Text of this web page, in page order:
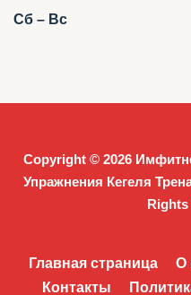
Сб – Вс
Copyright © 2026
Упражнения Кегеля
Rights
Главная страница О
Контакты